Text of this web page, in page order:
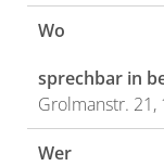
Wo
sprechbar in
Grolmanstr. 21,
Wer